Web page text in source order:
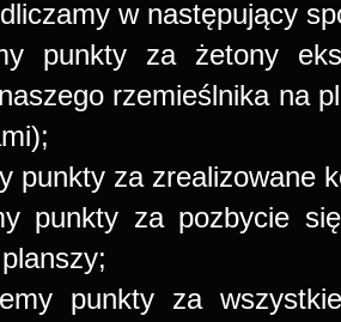
w następujący
punkty za żetony
rzemieślnika na
punkty za zrealizowane
punkty za pozbycie
punkty za w